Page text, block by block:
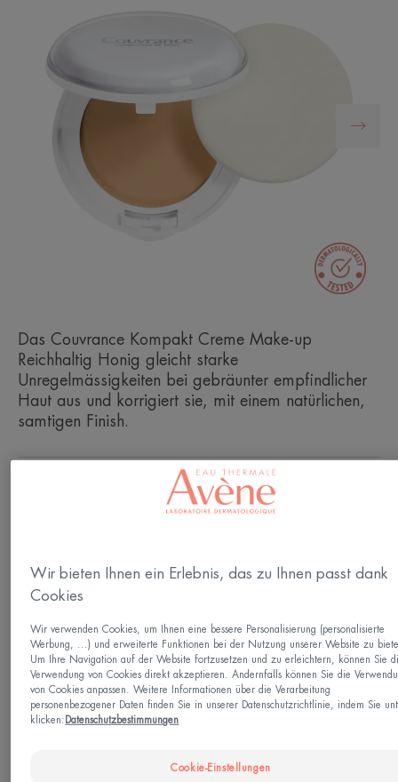
Das Couvrance Kompakt Creme Make-up
Reichhaltig Honig gleicht starke
Unregelmässigkeiten bei gebräunter empfindlicher
Haut aus und korrigiert sie, mit einem natürlichen,
samtigen Finish.
3D-Photokorrekturkomplex.
Puderdose
Kann verwendet werden für
Jugendliche - Erwachsene
Trockene Haut - Sehr trockene Haut - Empfindliche
Wir bieten Ihnen ein Erlebnis, das zu Ihnen passt dank
Cookies
Wir verwenden Cookies, um Ihnen eine bessere Personalisierung (personalisierte
Werbung, ...) und erweiterte Funktionen bei der Nutzung unserer Website zu
Um Ihre Navigation auf der Website fortzusetzen und zu erleichtern, können Sie
Verwendung von Cookies direkt akzeptieren. Andernfalls können Sie die
von Cookies anpassen. Weitere Informationen über die Verarbeitung
personenbezogener Daten finden Sie in unserer Datenschutzrichtlinie, indem Sie
klicken: Datenschutzbestimmungen
Cookie-Einstellungen